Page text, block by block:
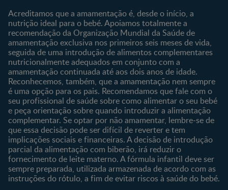
Sobre o Clube
Clube Bebé Nestlé
Entrar/Registe-se
Comprar
Os nossos produtos
As nossas marcas
Acreditamos que a amamentação é, desde o início, a
nutrição ideal para o bebé. Apoiamos totalmente a
recomendação da Organização Mundial da Saúde de
amamentação exclusiva nos primeiros seis meses de vida,
seguida de uma introdução de alimentos complementares
nutricionalmente adequados em conjunto com a
amamentação continuada até aos dois anos de idade.
Reconhecemos, também, que a amamentação nem sempre
é uma opção para os pais. Recomendamos que fale com o
seu profissional de saúde sobre como alimentar o seu bebé
e peça orientação sobre quando introduzir a alimentação
complementar. Se optar por não amamentar, lembre-se de
que essa decisão pode ser difícil de reverter e tem
implicações sociais e financeiras. A decisão de introdução
parcial da alimentação com biberão, irá reduzir o
fornecimento de leite materno. A fórmula infantil deve ser
sempre preparada, utilizada armazenada de acordo com as
instruções do rótulo, a fim de evitar riscos à saúde do bebé.